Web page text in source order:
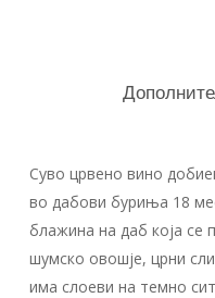
Суво црвено вино
во дабови буриња 18
блажина на даб која се
шумско овошје, црни
има слоеви на темно